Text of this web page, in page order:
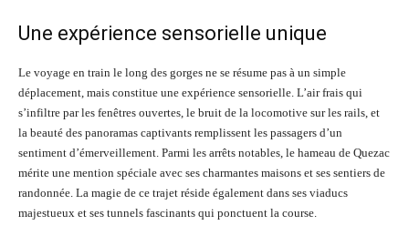
Une expérience sensorielle unique
Le voyage en train le long des gorges ne se résume pas à un simple
déplacement, mais constitue une expérience sensorielle. L’air frais qui
s’infiltre par les fenêtres ouvertes, le bruit de la locomotive sur les rails, et
la beauté des panoramas captivants remplissent les passagers d’un
sentiment d’émerveillement. Parmi les arrêts notables, le hameau de Quezac
mérite une mention spéciale avec ses charmantes maisons et ses sentiers de
randonnée. La magie de ce trajet réside également dans ses viaducs
majestueux et ses tunnels fascinants qui ponctuent la course.